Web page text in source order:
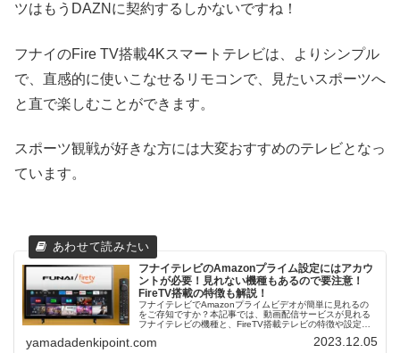
ツはもうDAZNに契約するしかないですね！
フナイのFire TV搭載4Kスマートテレビは、よりシンプル
で、直感的に使いこなせるリモコンで、見たいスポーツへ
と直で楽しむことができます。
スポーツ観戦が好きな方には大変おすすめのテレビとなっ
ています。
フナイテレビのAmazonプライム設定にはアカウ
ントが必要！見れない機種もあるので要注意！
FireTV搭載の特徴も解説！
フナイテレビでAmazonプライムビデオが簡単に見れるの
をご存知ですか？本記事では、動画配信サービスが見れる
フナイテレビの機種と、FireTV搭載テレビの特徴や設定方
「FUNAI Fire TV搭載スマートテレビ」の魅力に迫ります。
yamadadenkipoint.com 2023.12.05